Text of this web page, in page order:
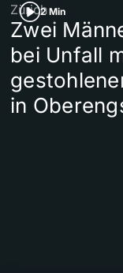
2 Min
Zürich
Zwei
bei Unfall
in